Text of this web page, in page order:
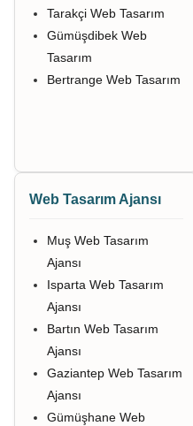
Tarakçi Web Tasarım
Gümüşdibek Web
Tasarım
Bertrange Web Tasarım
Web Tasarım Ajansı
Muş Web Tasarım
Ajansı
Isparta Web Tasarım
Ajansı
Bartın Web Tasarım
Ajansı
Gaziantep Web Tasarım
Ajansı
Gümüşhane Web